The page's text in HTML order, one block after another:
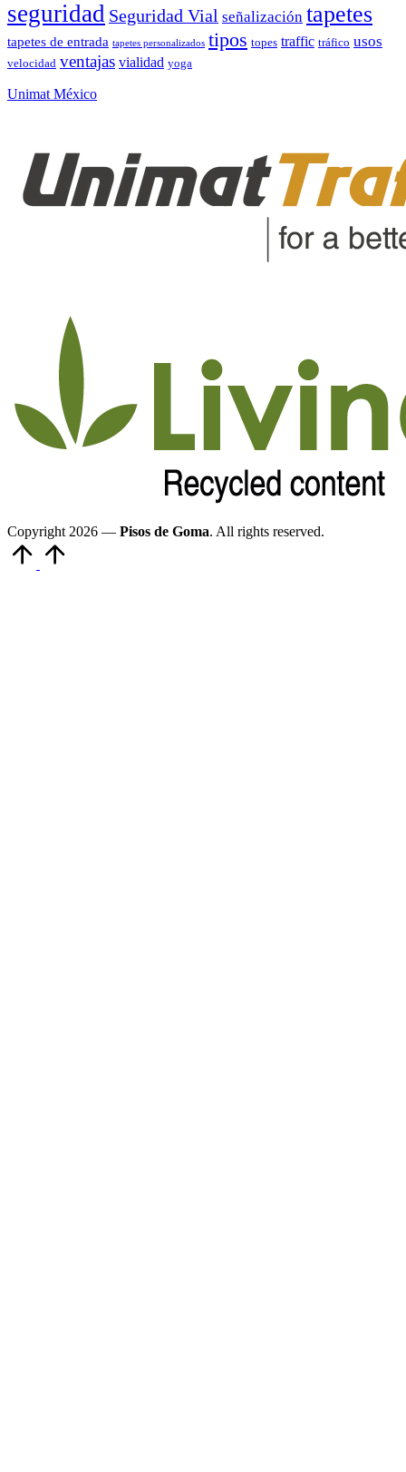
seguridad Seguridad Vial señalización tapetes
tapetes de entrada tapetes personalizados tipos topes traffic tráfico usos
velocidad ventajas vialidad yoga
Unimat México
Copyright 2026 — Pisos de Goma. All rights reserved.